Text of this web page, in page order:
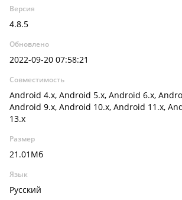
Версия
4.8.5
Обновлено
2022-09-20 07:58:21
Совместимость
Android 4.x, Android 5.x, Android 6.x,
Android 9.x, Android 10.x, Android 11.x,
13.x
Размер
21.01Мб
Язык
Русский